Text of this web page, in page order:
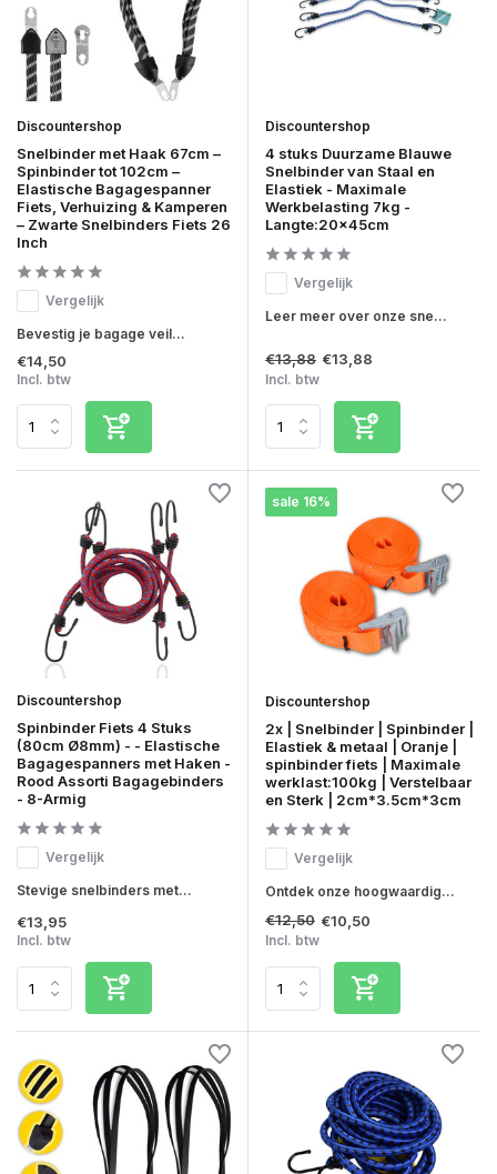
Discountershop
Snelbinder met Haak 67cm –
Spinbinder tot 102cm –
Elastische Bagagespanner
Fiets, Verhuizing & Kamperen
– Zwarte Snelbinders Fiets 26
Inch
Vergelijk
Bevestig je bagage veil...
€14,50
Incl. btw
Discountershop
4 stuks Duurzame Blauwe
Snelbinder van Staal en
Elastiek - Maximale
Werkbelasting 7kg -
Langte:20x45cm
Vergelijk
Leer meer over onze sne...
€13,88 €13,88
Incl. btw
Discountershop
Spinbinder Fiets 4 Stuks
(80cm Ø8mm) - - Elastische
Bagagespanners met Haken -
Rood Assorti Bagagebinders
- 8-Armig
Vergelijk
Stevige snelbinders met...
€13,95
Incl. btw
sale 16%
Discountershop
2x | Snelbinder | Spinbinder |
Elastiek & metaal | Oranje |
spinbinder fiets | Maximale
werklast:100kg | Verstelbaar
en Sterk | 2cm*3.5cm*3cm
Vergelijk
Ontdek onze hoogwaardig...
€12,50 €10,50
Incl. btw